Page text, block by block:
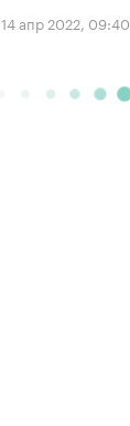
14 апр 2022, 09:40